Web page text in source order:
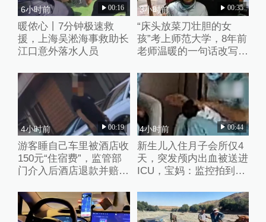
6小时前 00:16
暖侬心丨7分钟极速救
援，上海吴淞海事救助长
江口意外落水人员
3小时前 00:35
“床头放菜刀壮胆的女
孩”考上师范大学，8年前
老师温暖的一句话改写了
4小时前 00:19
游客睡自己车里被酒店收
150元“住宿费”，监管部
门介入后酒店退款并赔偿
4小时前 00:44
新生儿入住月子会所仅4
天，突发颅内出血被送进
ICU，宝妈：监控拍到护